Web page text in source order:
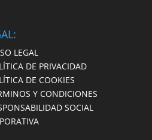
LEGAL
DE PRIVACIDAD
DE COOKIES
Y CONDICIONES
SOCIAL